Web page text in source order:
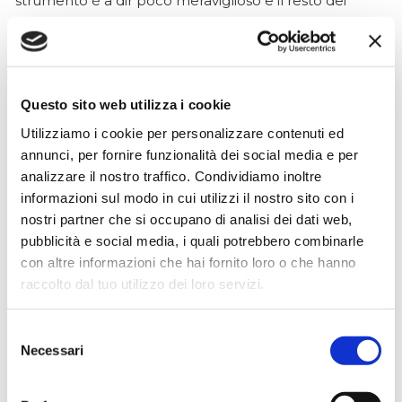
Questo sito web utilizza i cookie
Utilizziamo i cookie per personalizzare contenuti ed
annunci, per fornire funzionalità dei social media e per
analizzare il nostro traffico. Condividiamo inoltre
informazioni sul modo in cui utilizzi il nostro sito con i
nostri partner che si occupano di analisi dei dati web,
pubblicità e social media, i quali potrebbero combinarle
con altre informazioni che hai fornito loro o che hanno
raccolto dal tuo utilizzo dei loro servizi.
delNecessari
Simone Gasparoni
un mese fa
★★★★★
Ottima esperienza d’acquisto. Comunicazione
puntuale e cordiale, spedizione rapida e prodotti
effettivamente disponibili come indicato sul sito, senza
sorprese o ritardi. Servizio affidabile e professionale.
Negozio assolutamente consigliato, acqui..
Ciro Pio Donnarumma